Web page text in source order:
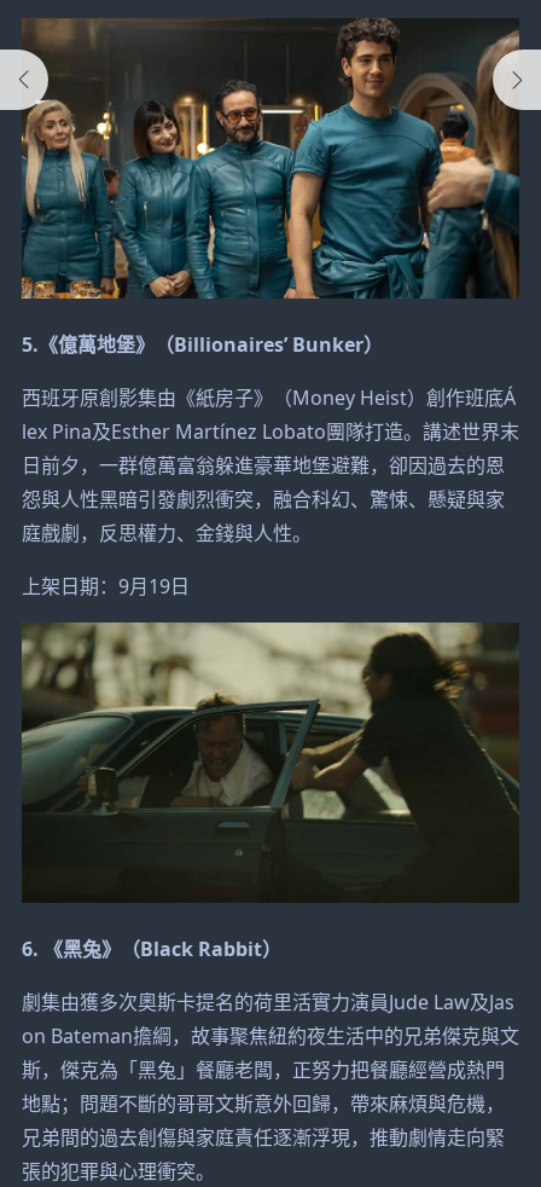
5.《億萬地堡》（Billionaires’ Bunker）
西班牙原創影集由《紙房子》（Money Heist）創作班底Á
lex Pina及Esther Martínez Lobato團隊打造。講述世界末
日前夕，一群億萬富翁躲進豪華地堡避難，卻因過去的恩
怨與人性黑暗引發劇烈衝突，融合科幻、驚悚、懸疑與家
庭戲劇，反思權力、金錢與人性。
上架日期：9月19日
6. 《黑兔》（Black Rabbit）
劇集由獲多次奧斯卡提名的荷里活實力演員Jude Law及Jas
on Bateman擔綱，故事聚焦紐約夜生活中的兄弟傑克與文
斯，傑克為「黑兔」餐廳老闆，正努力把餐廳經營成熱門
地點；問題不斷的哥哥文斯意外回歸，帶來麻煩與危機，
兄弟間的過去創傷與家庭責任逐漸浮現，推動劇情走向緊
張的犯罪與心理衝突。